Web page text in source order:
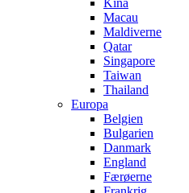
Kina
Macau
Maldiverne
Qatar
Singapore
Taiwan
Thailand
Europa
Belgien
Bulgarien
Danmark
England
Færøerne